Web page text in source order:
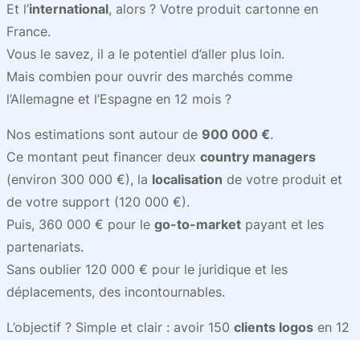
Et l’international, alors ? Votre produit cartonne en
France.
Vous le savez, il a le potentiel d’aller plus loin.
Mais combien pour ouvrir des marchés comme
l’Allemagne et l’Espagne en 12 mois ?
Nos estimations sont autour de 900 000 €.
Ce montant peut financer deux country managers
(environ 300 000 €), la localisation de votre produit et
de votre support (120 000 €).
Puis, 360 000 € pour le go-to-market payant et les
partenariats.
Sans oublier 120 000 € pour le juridique et les
déplacements, des incontournables.
L’objectif ? Simple et clair : avoir 150 clients logos en 12